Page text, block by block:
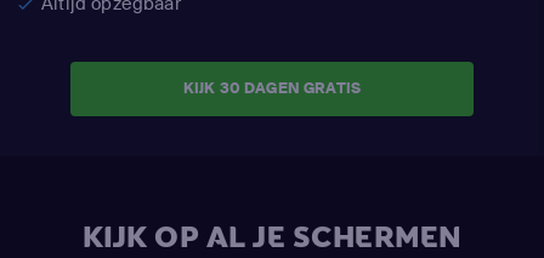
KIJK 30 DAGEN GRATIS
KIJK OP AL JE SCHERMEN